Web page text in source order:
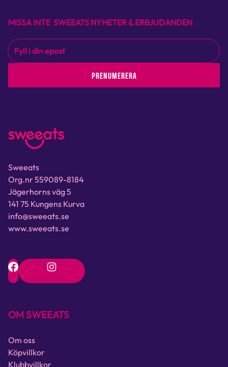
MISSA INTE SWEEATS NYHETER & ERBJUDANDEN
PRENUMERERA
Sweeats
Org.nr 559089-8184
Jägerhorns väg 5
141 75 Kungens Kurva
info@sweeats.se
www.sweeats.se
OM SWEEATS
Om oss
Köpvillkor
Klubbvillkor